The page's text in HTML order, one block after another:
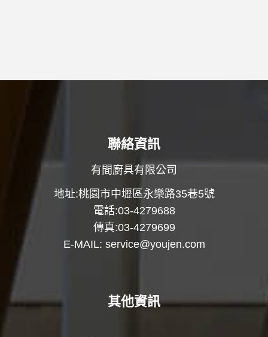
聯絡資訊
有間廚具有限公司
地址:桃園市中壢區永樂路35巷5號
電話:03-4279688
傳真:03-4279699
E-MAIL: service@youjen.com
其他資訊